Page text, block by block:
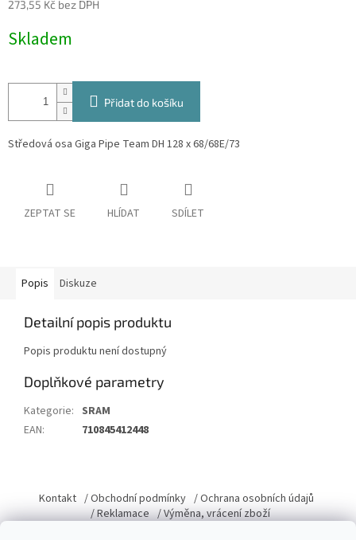
273,55 Kč bez DPH
cena:
Skladem
Přidat do košíku
Středová osa Giga Pipe Team DH 128 x 68/68E/73
ZEPTAT SE HLÍDAT SDÍLET
Popis Diskuze
Detailní popis produktu
Popis produktu není dostupný
Doplňkové parametry
Kategorie: SRAM
EAN: 710845412448
p
a
Kontakt / Obchodní podmínky / Ochrana osobních údajů
/ Reklamace / Výměna, vrácení zboží